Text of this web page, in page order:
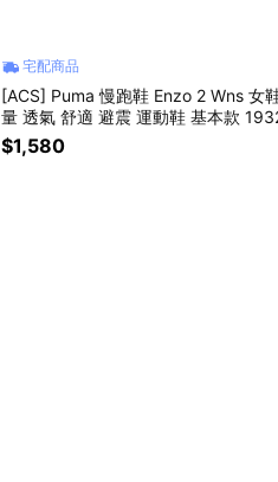
宅配商品
[ACS] Puma 慢跑鞋 Enzo 2 Wns 女
量 透氣 舒適 避震 運動鞋 基本款
$1,580